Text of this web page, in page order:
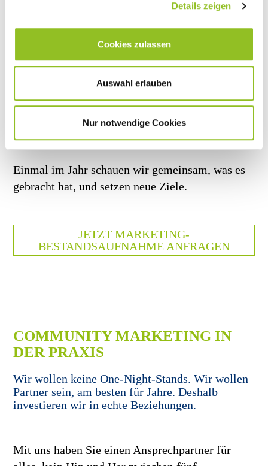
Details zeigen
Cookies zulassen
Auswahl erlauben
Nur notwendige Cookies
BILANZ UND NACHSTEUERN
Einmal im Jahr schauen wir gemeinsam, was es
gebracht hat, und setzen neue Ziele.
JETZT MARKETING-
BESTANDSAUFNAHME ANFRAGEN
COMMUNITY MARKETING IN
DER PRAXIS
Wir wollen keine One-Night-Stands. Wir wollen
Partner sein, am besten für Jahre. Deshalb
investieren wir in echte Beziehungen.
Mit uns haben Sie einen Ansprechpartner für